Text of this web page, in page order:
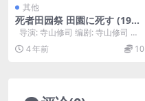
其他
死者田园祭 田園に死す (197
4)
导演: 寺山修司 编剧: 寺山修司 主
演: 菅贯太郎 / 高野浩幸...
4 年前 10